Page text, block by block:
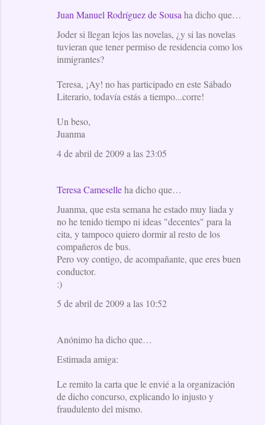
Juan Manuel Rodríguez de Sousa ha dicho que…
Joder si llegan lejos las novelas, ¿y si las novelas
tuvieran que tener permiso de residencia como los
inmigrantes?
Teresa, ¡Ay! no has participado en este Sábado
Literario, todavía estás a tiempo...corre!
Un beso,
Juanma
4 de abril de 2009 a las 23:05
Teresa Cameselleha dicho que…
Juanma, que esta semana he estado muy liada y
no he tenido tiempo ni ideas "decentes" para la
cita, y tampoco quiero dormir al resto de los
compañeros de bus.
Pero voy contigo, de acompañante, que eres buen
conductor.
:)
5 de abril de 2009 a las 10:52
Anónimo ha dicho que…
Estimada amiga:
Le remito la carta que le envié a la organización
de dicho concurso, explicando lo injusto y
fraudulento del mismo.